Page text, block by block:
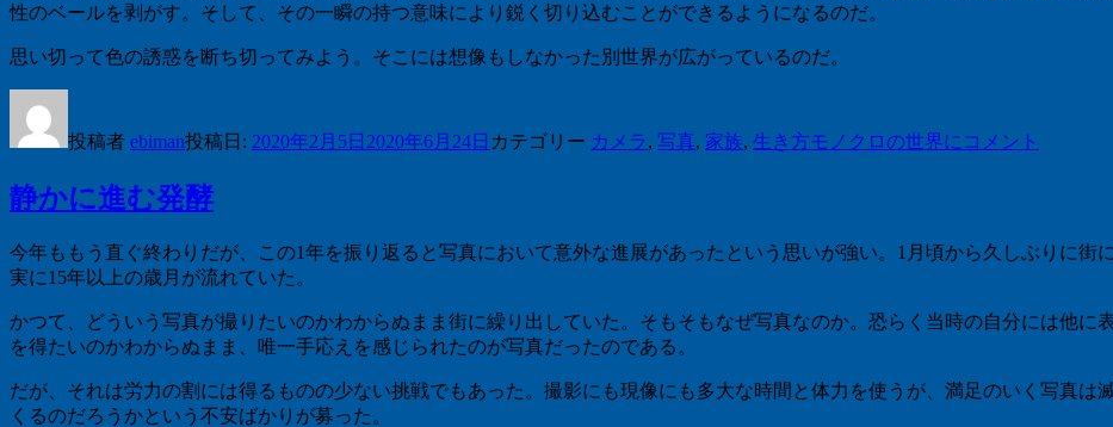
性のベールを剥がす。そして、その一瞬の持つ意味により鋭く切り込むことができるようになるのだ。
思い切って色の誘惑を断ち切ってみよう。そこには想像もしなかった別世界が広がっているのだ。
投稿者 ebiman投稿日: 2020年2月5日 2020年6月24日 カテゴリー カメラ , 写真, 家族, 生き方モノクロの世界に コメント
静かに進む発酵
今年ももう直ぐ終わりだが、この1年を振り返ると写真において意外な進展があったという思いが強い。1月頃から久しぶりに街
実に15年以上の歳月が流れていた。
かつて、どういう写真が撮りたいのかわからぬまま街に繰り出していた。そもそもなぜ写真なのか。恐らく当時の自分には他に
を得たいのかわからぬまま、唯一手応えを感じられたのが写真だったのである。
だが、それは労力の割には得るものの少ない挑戦でもあった。撮影にも現像にも多大な時間と体力を使うが、満足のいく写真は
くるのだろうかという不安ばかりが募った。